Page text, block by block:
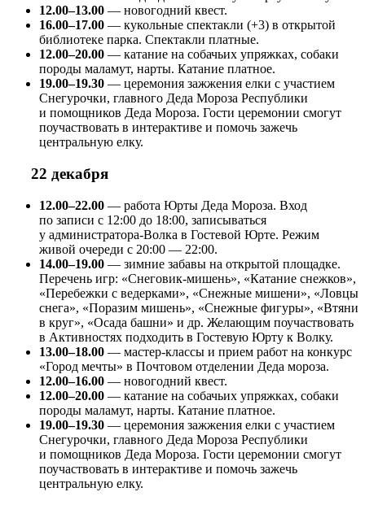
12.00–13.00 — новогодний квест.
16.00–17.00 — кукольные спектакли (+3) в открытой
библиотеке парка. Спектакли платные.
12.00–20.00 — катание на собачьих упряжках, собаки
породы маламут, нарты. Катание платное.
19.00–19.30 — церемония зажжения елки с участием
Снегурочки, главного Деда Мороза Республики
и помощников Деда Мороза. Гости церемонии смогут
поучаствовать в интерактиве и помочь зажечь
центральную елку.
22 декабря
12.00–22.00 — работа Юрты Деда Мороза. Вход
по записи с 12:00 до 18:00, записываться
у администратора-Волка в Гостевой Юрте. Режим
живой очереди с 20:00 — 22:00.
14.00–19.00 — зимние забавы на открытой площадке.
Перечень игр: «Снеговик-мишень», «Катание снежков»,
«Перебежки с ведерками», «Снежные мишени», «Ловцы
снега», «Поразим мишень», «Снежные фигуры», «Втяни
в круг», «Осада башни» и др. Желающим поучаствовать
в Активностях подходить в Гостевую Юрту к Волку.
13.00–18.00 — мастер-классы и прием работ на конкурс
«Город мечты» в Почтовом отделении Деда мороза.
12.00–16.00 — новогодний квест.
12.00–20.00 — катание на собачьих упряжках, собаки
породы маламут, нарты. Катание платное.
19.00–19.30 — церемония зажжения елки с участием
Снегурочки, главного Деда Мороза Республики
и помощников Деда Мороза. Гости церемонии смогут
поучаствовать в интерактиве и помочь зажечь
центральную елку.